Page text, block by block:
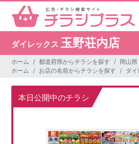
ダイレックス 玉野荘内店
ホーム 都道府県からチラシを探す 岡山県
ホーム
お店の名前からチラシを探す ダイ
本日公開中のチラシ